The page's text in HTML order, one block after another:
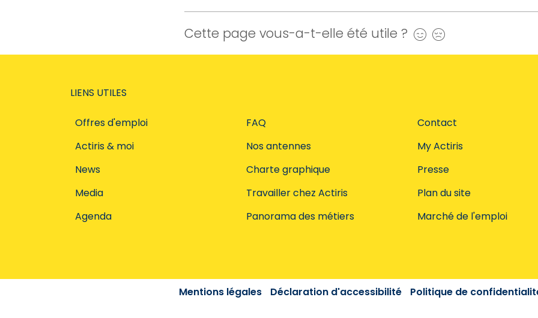
Cette page vous-a-t-elle été utile ? Oui
LIENS UTILES
Offres d'emploi
Actiris & moi
News
Media
Agenda
FAQ
Nos antennes
Charte graphique
Travailler chez Actiris
Panorama des métiers
Contact
My Actiris
Presse
Plan du site
Marché de l'emploi
Mentions légales Déclaration d'accessibilité Politique de